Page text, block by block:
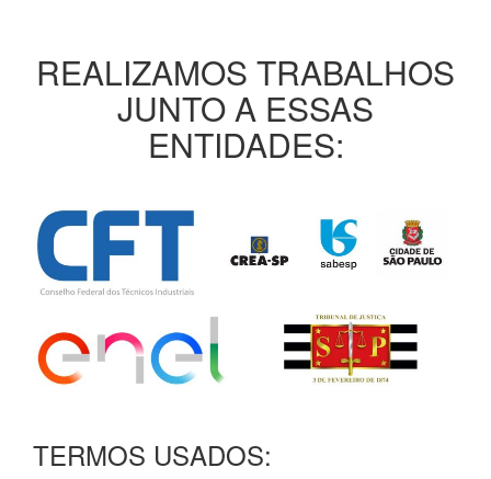
REALIZAMOS TRABALHOS
JUNTO A ESSAS
ENTIDADES:
TERMOS USADOS: